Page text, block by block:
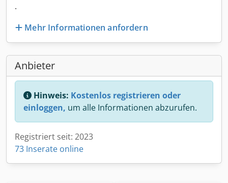
.
Mehr Informationen anfordern
Anbieter
Hinweis: Kostenlos registrieren oder
einloggen, um alle Informationen abzurufen.
Registriert seit: 2023
73 Inserate online